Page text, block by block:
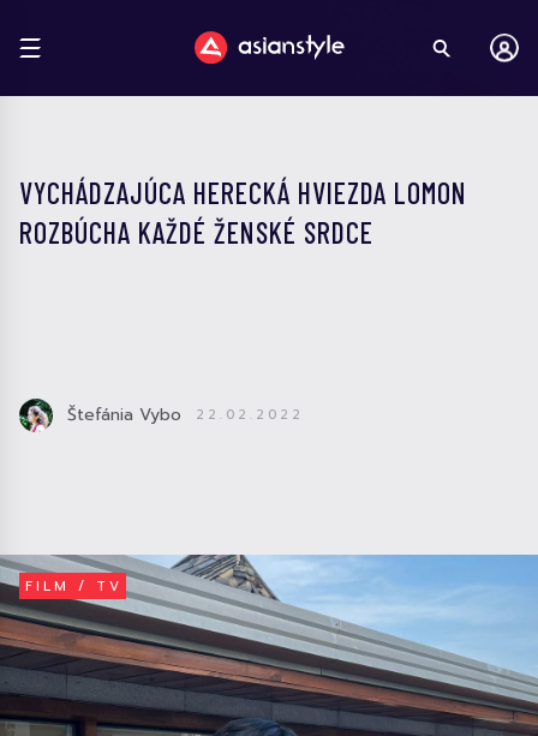
VYCHÁDZAJÚCA HERECKÁ HVIEZDA LOMON
ROZBÚCHA KAŽDÉ ŽENSKÉ SRDCE
Štefánia Vybo 22.02.2022
FILM / TV